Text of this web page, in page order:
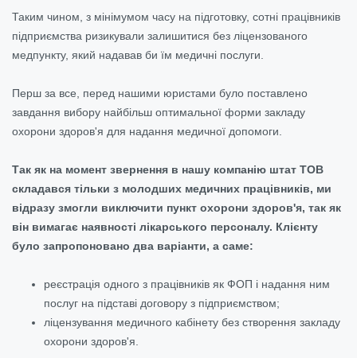
Таким чином, з мінімумом часу на підготовку, сотні працівників
підприємства ризикували залишитися без ліцензованого
медпункту, який надавав би їм медичні послуги.
Перш за все, перед нашими юристами було поставлено
завдання вибору найбільш оптимальної форми закладу
охорони здоров'я для надання медичної допомоги.
Так як на момент звернення в нашу компанію штат ТОВ
складався тільки з молодших медичних працівників, ми
відразу змогли виключити пункт охорони здоров'я, так як
він вимагає наявності лікарського персоналу. Клієнту
було запропоновано два варіанти, а саме:
реєстрація одного з працівників як ФОП і надання ним
послуг на підставі договору з підприємством;
ліцензування медичного кабінету без створення закладу
охорони здоров'я.